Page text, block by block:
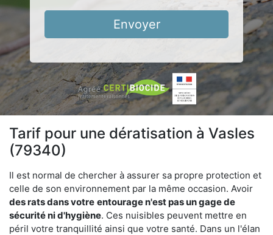
Envoyer
Tarif pour une dératisation à Vasles
(79340)
Il est normal de chercher à assurer sa propre protection et
celle de son environnement par la même occasion. Avoir
des rats dans votre entourage n'est pas un gage de
sécurité ni d'hygiène. Ces nuisibles peuvent mettre en
péril votre tranquillité ainsi que votre santé. Dans un l'élan